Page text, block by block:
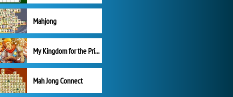
Mahjong
My Kingdom for the Princess Plná verze
Mah Jong Connect